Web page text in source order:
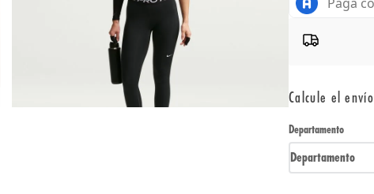
Calcule el envío
Departamento
Departamento